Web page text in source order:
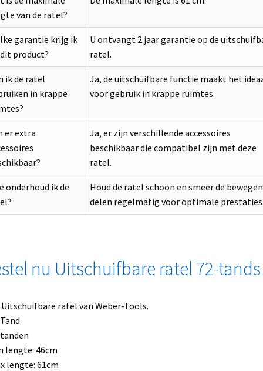
van de ratel?
garantie krijg ik
product?
U ontvangt 2 jaar garantie op de
ratel.
ik de ratel
in krappe
Ja, de uitschuifbare functie maakt het
voor gebruik in krappe ruimtes.
er extra
Ja, er zijn verschillende accessoires
beschikbaar die compatibel zijn met deze
ratel.
onderhoud ik de
Houd de ratel schoon en smeer de
delen regelmatig voor optimale prestaties.
nu Uitschuifbare ratel 72-tands
ratel van Weber-Tools.
lengte: 46cm
lengte: 61cm